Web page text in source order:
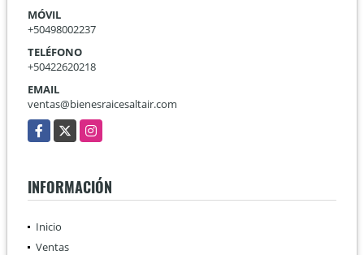
MÓVIL
+50498002237
TELÉFONO
+50422620218
EMAIL
ventas@bienesraicesaltair.com
Facebook
X Instagram
INFORMACIÓN
Inicio
Ventas